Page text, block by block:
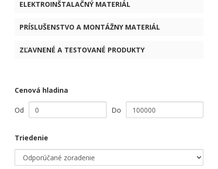
ELEKTROINŠTALAČNÝ MATERIÁL
PRÍSLUŠENSTVO A MONTÁŽNY MATERIÁL
ZĽAVNENÉ A TESTOVANÉ PRODUKTY
Cenová hladina
Od Do
Triedenie